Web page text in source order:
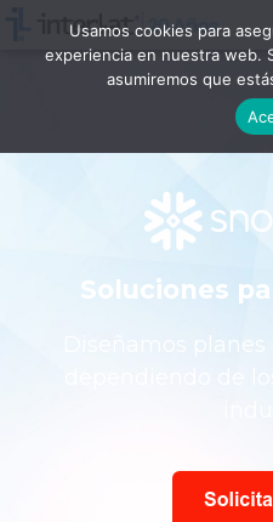
Soluciones
Diseñamos
dependiendo de
Usamos cookies para
experiencia en nuestra web.
asumiremos que